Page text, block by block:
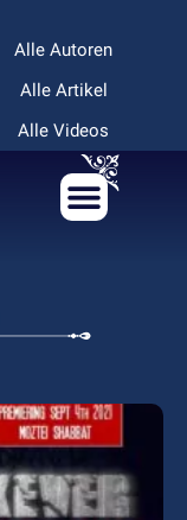
Alle Autoren
Alle Artikel
Alle Videos